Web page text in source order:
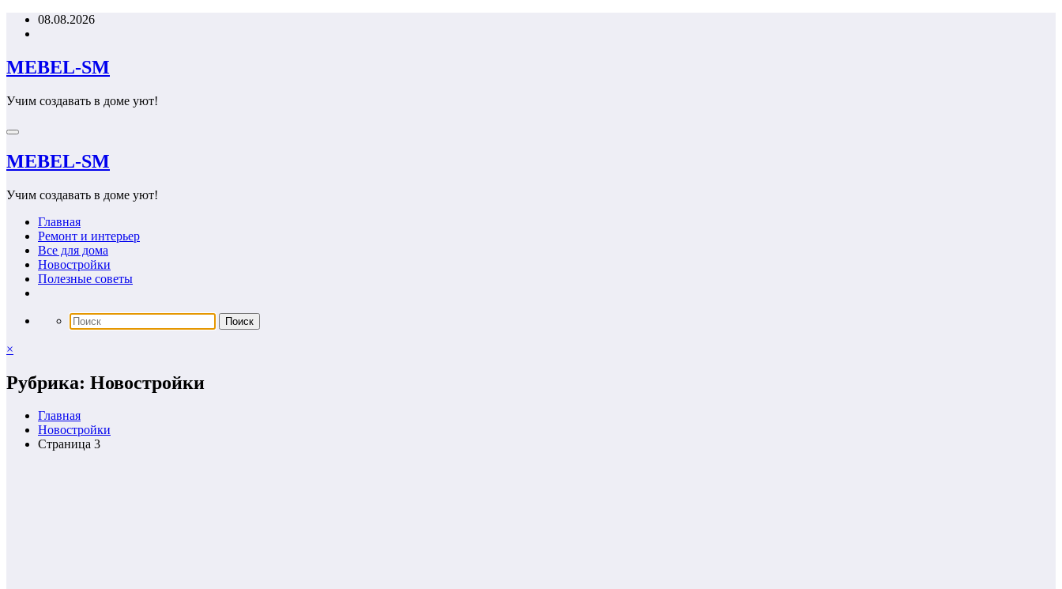
Перейти08.08.2026
MEBEL-SM
Учим создавать в доме уют!
MEBEL-SM
Учим создавать в доме уют!
Главная
Ремонт и интерьер
Все для дома
Новостройки
Полезные советы
×
Рубрика: Новостройки
Главная
Новостройки
Страница 3